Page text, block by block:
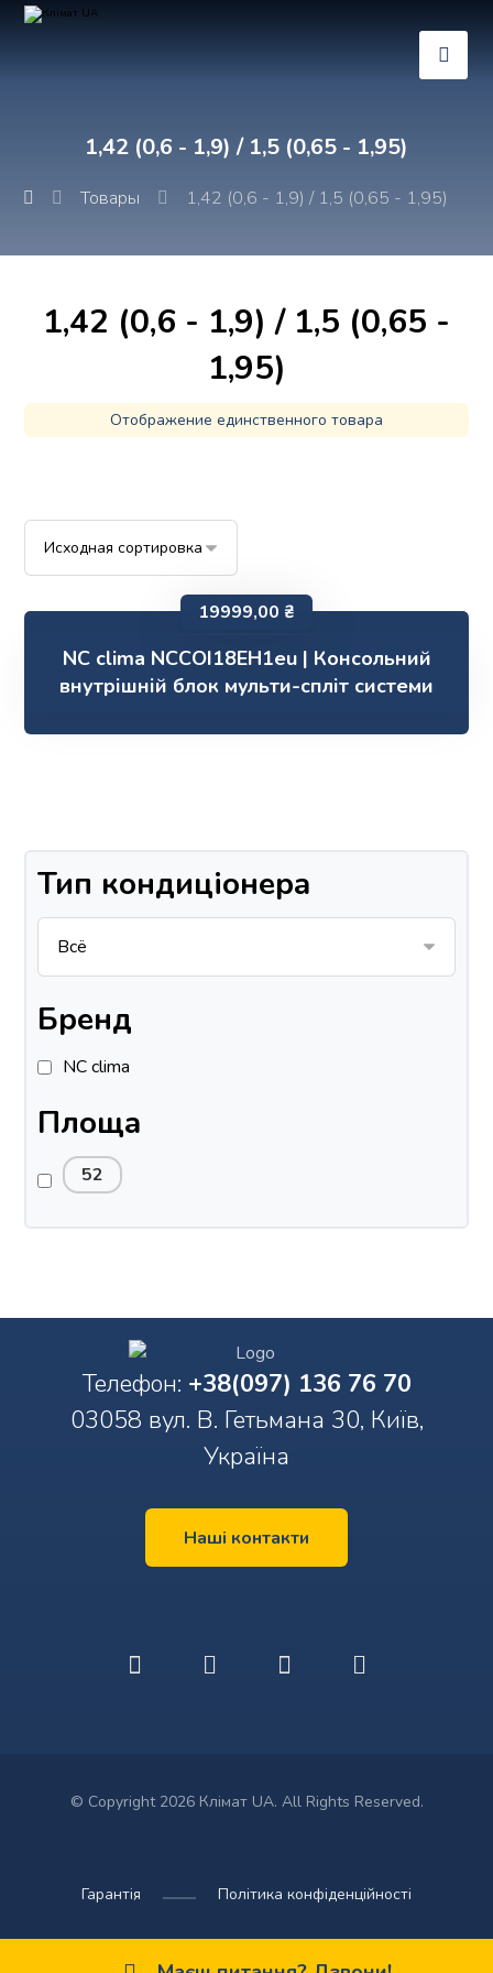
1,42 (0,6 - 1,9) / 1,5 (0,65 - 1,95)
Товары 1,42 (0,6 - 1,9) / 1,5 (0,65 - 1,95)
1,42 (0,6 - 1,9) / 1,5 (0,65 -
1,95)
Отображение единственного товара
NC clima NCCOI18EH1eu | Консольний
внутрішній блок мульти-спліт системи
19999,00 ₴
Тип кондиціонера
Бренд
NC clima
Площа
52
Телефон: +38(097) 136 76 70
03058 вул. В. Гетьмана 30, Київ,
Україна
Наші контакти
© Copyright 2026 Клімат UA. All Rights Reserved.
Політика конфіденційності
Гарантія